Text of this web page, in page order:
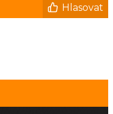
Hlasovat